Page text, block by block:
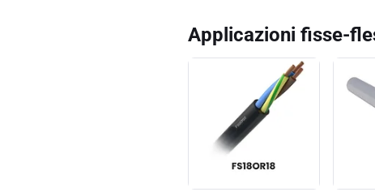
Applicazioni fisse-